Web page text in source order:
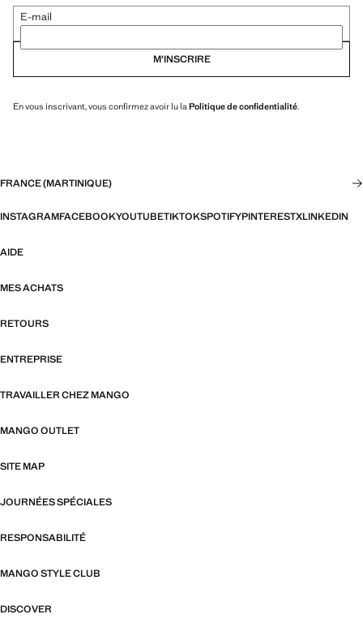
E-mail
M’INSCRIRE
En vous inscrivant, vous confirmez avoir lu la Politique de confidentialité.
FRANCE (MARTINIQUE)
INSTAGRAMFACEBOOKYOUTUBETIKTOKSPOTIFYPINTERESTXLINKEDIN
AIDE
MES ACHATS
RETOURS
ENTREPRISE
TRAVAILLER CHEZ MANGO
MANGO OUTLET
SITE MAP
JOURNÉES SPÉCIALES
RESPONSABILITÉ
MANGO STYLE CLUB
DISCOVER